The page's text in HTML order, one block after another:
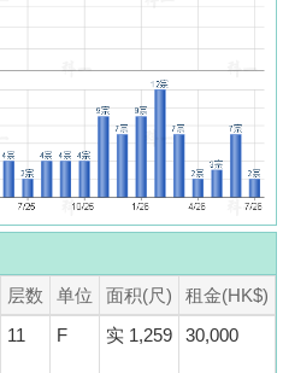
层数 单位 面积(尺)
租金(HK$)
11 F 实 1,259 30,000